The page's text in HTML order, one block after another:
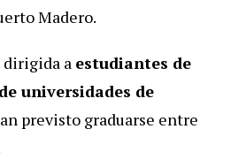
Madero.
dirigida a estudiantes de
universidades de
previsto graduarse entre